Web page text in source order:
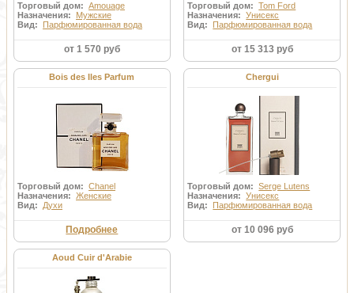
Торговый дом: Amouage
Назначения: Мужские
Вид: Парфюмированная вода
от 1 570 руб
Торговый дом:Tom Ford
Назначения:Унисекс
Вид: Парфюмированная вода
от 15 313 руб
Bois des Iles Parfum
Торговый дом: Chanel
Назначения: Женские
Вид: Духи
Подробнее
Chergui
Торговый дом:Serge Lutens
Назначения:Унисекс
Вид: Парфюмированная вода
от 10 096 руб
Aoud Cuir d'Arabie